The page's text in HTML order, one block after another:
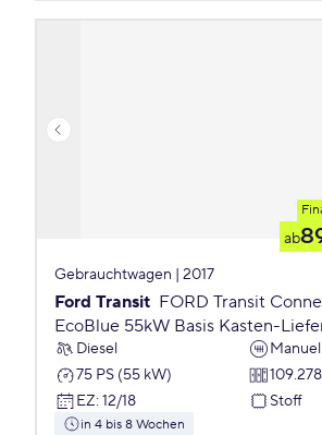
ab
Gebrauchtwagen | 2017
Ford Transit FORD Transit
EcoBlue 55kW Basis Kasten-
Diesel
75 PS (55 kW)
EZ: 12/18 Stoff
in 4 bis 8 Wochen